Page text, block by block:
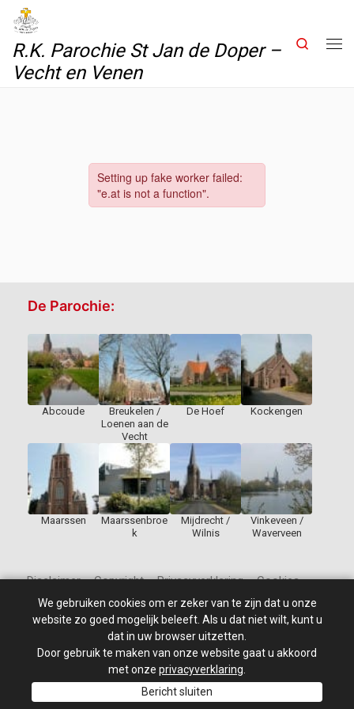
Skip to content
R.K. Parochie St Jan de Doper –
Vecht en Venen
Search
De Parochie:
Abcoude
Breukelen /
Loenen aan de
Vecht
De Hoef Kockengen
Maarssen
Maarssenbroe
k
Mijdrecht /
Wilnis
Vinkeveen /
Waverveen
Disclaimer – Copyright – Privacyverklaring – Cookies
© 2010 - 2026 St Jan de Doper – Alle rechten voorbehouden.
Site ontwikkeld door: PixelBroeder - Website realisatie door
MKSHOP
We gebruiken cookies om er zeker van te zijn dat u onze
website zo goed mogelijk beleeft. Als u dat niet wilt, kunt u
dat in uw browser uitzetten.
Door gebruik te maken van onze website gaat u akkoord
met onze privacyverklaring
Bericht sluiten